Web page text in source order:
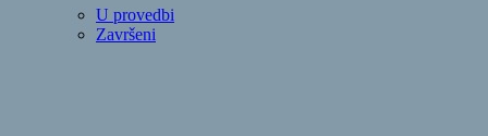
U provedbi
Završeni